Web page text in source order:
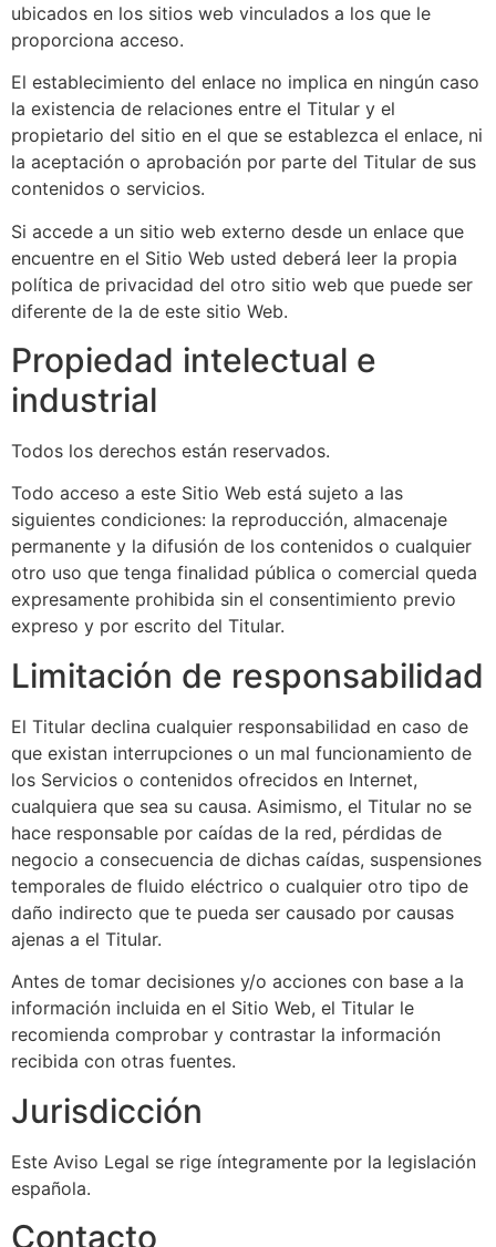
ubicados en los sitios web vinculados a los que le
proporciona acceso.
El establecimiento del enlace no implica en ningún caso
la existencia de relaciones entre el Titular y el
propietario del sitio en el que se establezca el enlace, ni
la aceptación o aprobación por parte del Titular de sus
contenidos o servicios.
Si accede a un sitio web externo desde un enlace que
encuentre en el Sitio Web usted deberá leer la propia
política de privacidad del otro sitio web que puede ser
diferente de la de este sitio Web.
Propiedad intelectual e
industrial
Todos los derechos están reservados.
Todo acceso a este Sitio Web está sujeto a las
siguientes condiciones: la reproducción, almacenaje
permanente y la difusión de los contenidos o cualquier
otro uso que tenga finalidad pública o comercial queda
expresamente prohibida sin el consentimiento previo
expreso y por escrito del Titular.
Limitación de responsabilidad
El Titular declina cualquier responsabilidad en caso de
que existan interrupciones o un mal funcionamiento de
los Servicios o contenidos ofrecidos en Internet,
cualquiera que sea su causa. Asimismo, el Titular no se
hace responsable por caídas de la red, pérdidas de
negocio a consecuencia de dichas caídas, suspensiones
temporales de fluido eléctrico o cualquier otro tipo de
daño indirecto que te pueda ser causado por causas
ajenas a el Titular.
Antes de tomar decisiones y/o acciones con base a la
información incluida en el Sitio Web, el Titular le
recomienda comprobar y contrastar la información
recibida con otras fuentes.
Jurisdicción
Este Aviso Legal se rige íntegramente por la legislación
española.
Contacto